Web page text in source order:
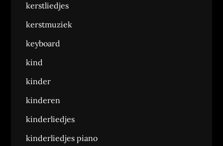
kerstliedjes
kerstmuziek
keyboard
kind
kinder
kinderen
kinderliedjes
kinderliedjes piano